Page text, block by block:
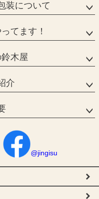
装について
てます！
木屋
介
@jingisu